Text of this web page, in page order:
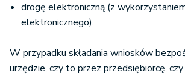
drogę elektroniczną (z
elektronicznego).
W przypadku składania wniosków
urzędzie, czy to przez przedsiębiorcę, czy